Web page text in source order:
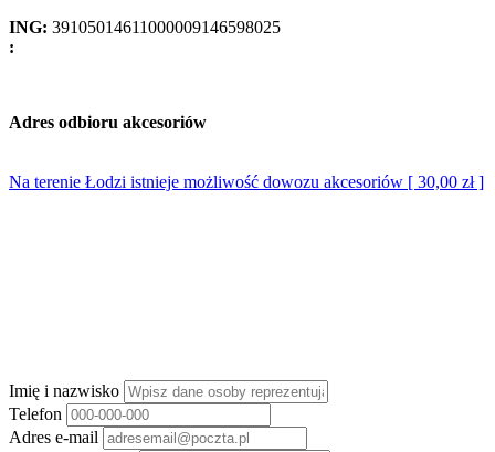
ING: 39105014611000009146598025
:
Adres odbioru akcesoriów
Na terenie Łodzi istnieje możliwość dowozu akcesoriów [ 30,00 zł ]
Imię i nazwisko
Telefon
Adres e-mail